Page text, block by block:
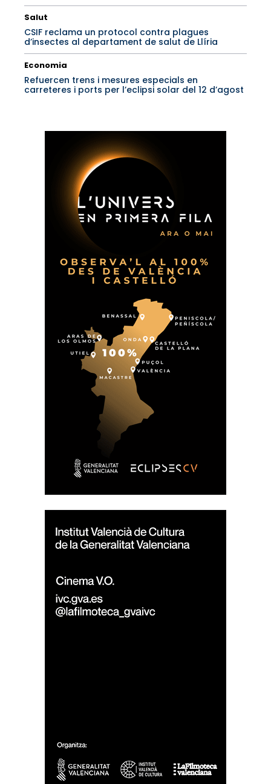
Salut
CSIF reclama un protocol contra plagues
d’insectes al departament de salut de Llíria
Economia
Refuercen trens i mesures especials en
carreteres i ports per l’eclipsi solar del 12 d’agost